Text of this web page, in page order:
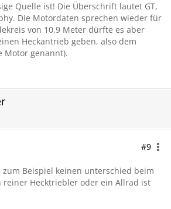
Quelle ist! Die Überschrift lautet GT,
Die Motordaten sprechen wieder für
von 10,9 Meter dürfte es aber
Heckantrieb geben, also dem
Motor genannt).
#9
zum Beispiel keinen unterschied beim
reiner Hecktriebler oder ein Allrad ist